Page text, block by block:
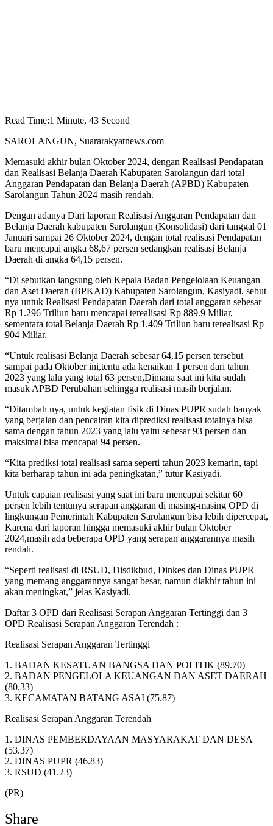
Read Time:1 Minute, 43 Second
SAROLANGUN, Suararakyatnews.com
Memasuki akhir bulan Oktober 2024, dengan Realisasi Pendapatan
dan Realisasi Belanja Daerah Kabupaten Sarolangun dari total
Anggaran Pendapatan dan Belanja Daerah (APBD) Kabupaten
Sarolangun Tahun 2024 masih rendah.
Dengan adanya Dari laporan Realisasi Anggaran Pendapatan dan
Belanja Daerah kabupaten Sarolangun (Konsolidasi) dari tanggal 01
Januari sampai 26 Oktober 2024, dengan total realisasi Pendapatan
baru mencapai angka 68,67 persen sedangkan realisasi Belanja
Daerah di angka 64,15 persen.
“Di sebutkan langsung oleh Kepala Badan Pengelolaan Keuangan
dan Aset Daerah (BPKAD) Kabupaten Sarolangun, Kasiyadi, sebut
nya untuk Realisasi Pendapatan Daerah dari total anggaran sebesar
Rp 1.296 Triliun baru mencapai terealisasi Rp 889.9 Miliar,
sementara total Belanja Daerah Rp 1.409 Triliun baru terealisasi Rp
904 Miliar.
“Untuk realisasi Belanja Daerah sebesar 64,15 persen tersebut
sampai pada Oktober ini,tentu ada kenaikan 1 persen dari tahun
2023 yang lalu yang total 63 persen,Dimana saat ini kita sudah
masuk APBD Perubahan sehingga realisasi masih berjalan.
“Ditambah nya, untuk kegiatan fisik di Dinas PUPR sudah banyak
yang berjalan dan pencairan kita diprediksi realisasi totalnya bisa
sama dengan tahun 2023 yang lalu yaitu sebesar 93 persen dan
maksimal bisa mencapai 94 persen.
“Kita prediksi total realisasi sama seperti tahun 2023 kemarin, tapi
kita berharap tahun ini ada peningkatan,” tutur Kasiyadi.
Untuk capaian realisasi yang saat ini baru mencapai sekitar 60
persen lebih tentunya serapan anggaran di masing-masing OPD di
lingkungan Pemerintah Kabupaten Sarolangun bisa lebih dipercepat,
Karena dari laporan hingga memasuki akhir bulan Oktober
2024,masih ada beberapa OPD yang serapan anggarannya masih
rendah.
“Seperti realisasi di RSUD, Disdikbud, Dinkes dan Dinas PUPR
yang memang anggarannya sangat besar, namun diakhir tahun ini
akan meningkat,” jelas Kasiyadi.
Daftar 3 OPD dari Realisasi Serapan Anggaran Tertinggi dan 3
OPD Realisasi Serapan Anggaran Terendah :
Realisasi Serapan Anggaran Tertinggi
1. BADAN KESATUAN BANGSA DAN POLITIK (89.70)
2. BADAN PENGELOLA KEUANGAN DAN ASET DAERAH
(80.33)
3. KECAMATAN BATANG ASAI (75.87)
Realisasi Serapan Anggaran Terendah
1. DINAS PEMBERDAYAAN MASYARAKAT DAN DESA
(53.37)
2. DINAS PUPR (46.83)
3. RSUD (41.23)
(PR)
Share